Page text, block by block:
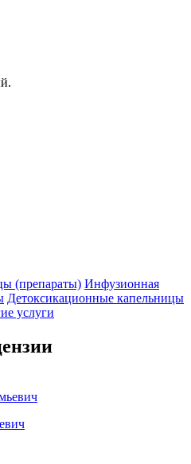
(препараты) Инфузионная
Детоксикационные капельницы
услуги